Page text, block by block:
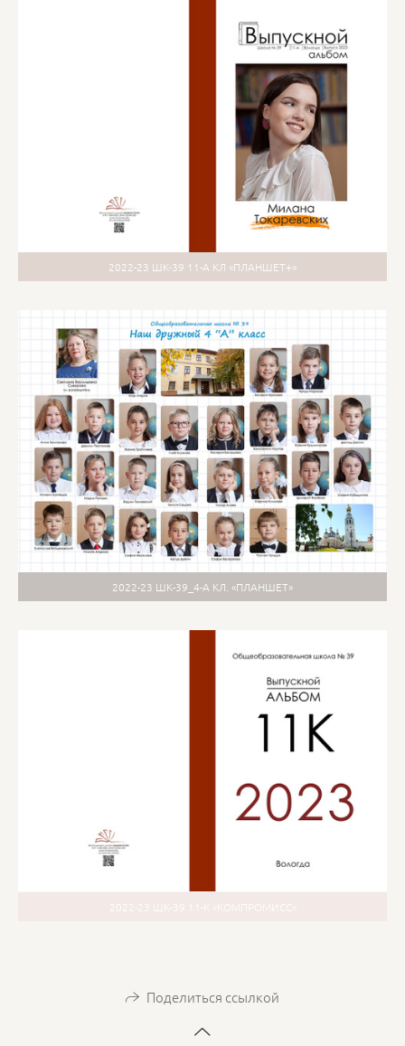
2022-23 ШК-39 11-А КЛ «ПЛАНШЕТ+»
2022-23 ШК-39_4-А КЛ. «ПЛАНШЕТ»
2022-23 ШК-39 11-К «КОМПРОМИСС»
Поделиться ссылкой